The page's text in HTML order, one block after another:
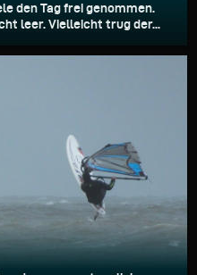
den Tag frei genommen.
leer. Vielleicht trug der...